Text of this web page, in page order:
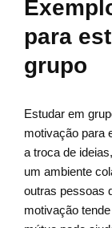
para
grupo
Estudar em
motivação para
a troca de
um ambiente
outras pessoas
motivação